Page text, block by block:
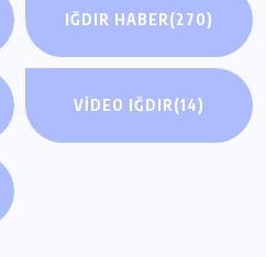
IĞDIR HABER(270)
VIDEO IĞDIR(14)